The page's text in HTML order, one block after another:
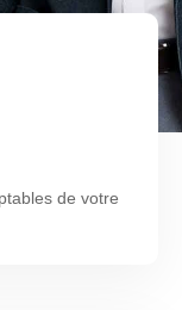
de votre